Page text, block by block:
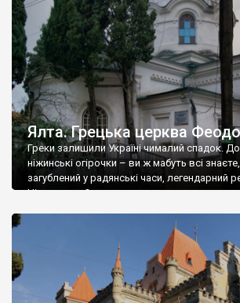
Ялта. Грецька церква
Греки залишили Україні чималий спадок.
ніжинські огірочки – ви ж мабуть всі
загублений у радянські часи, легендарний
Ніжин греки?